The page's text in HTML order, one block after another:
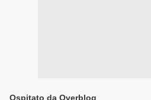
Ospitato da Overblog